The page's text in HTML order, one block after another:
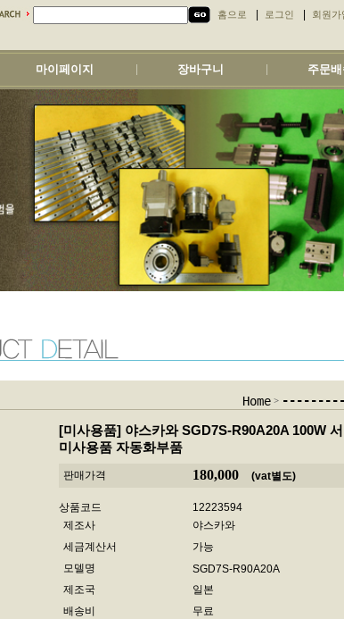
홈으로 로그인 회원가
마이페이지 장바구니 주문
Home >
[미사용품] 야스카와 SGD7S-R90A20A 100W
미사용품 자동화부품
판매가격 180,000 (vat별도)
상품코드
12223594
제조사
야스카와
세금계산서
가능
모델명
SGD7S-R90A20A
제조국
일본
배송비
무료